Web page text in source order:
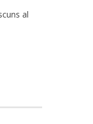
al